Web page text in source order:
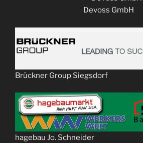
Devoss GmbH
Brückner Group Siegsdorf
hagebau Jo. Schneider